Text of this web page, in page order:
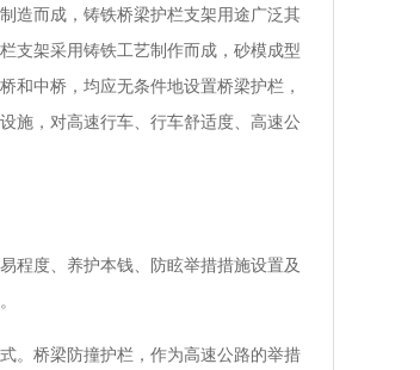
造而成，铸铁桥梁护栏支架用途广泛其
支架采用铸铁工艺制作而成，砂模成型
中桥，均应无条件地设置桥梁护栏，
施，对高速行车、行车舒适度、高速公
程度、养护本钱、防眩举措措施设置及
。桥梁防撞护栏，作为高速公路的举措